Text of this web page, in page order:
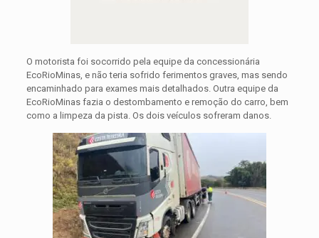
O motorista foi socorrido pela equipe da concessionária
EcoRioMinas, e não teria sofrido ferimentos graves, mas sendo
encaminhado para exames mais detalhados. Outra equipe da
EcoRioMinas fazia o destombamento e remoção do carro, bem
como a limpeza da pista. Os dois veículos sofreram danos.